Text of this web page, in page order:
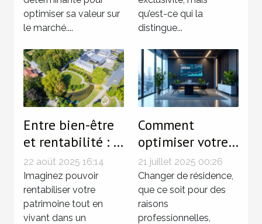
optimiser sa valeur sur
le marché....
qu’est-ce qui la
distingue...
Entre bien-être
et rentabilité : le
charme de
l'immobilier à
Mondorf-les-
Bains
22 août 2025 16:14
Imaginez pouvoir
rentabiliser votre
patrimoine tout en
vivant dans un
Comment
optimiser votre
fiscalité lors de
changements de
résidence ?
21 juillet 2025 00:26
Changer de résidence,
que ce soit pour des
raisons
professionnelles,